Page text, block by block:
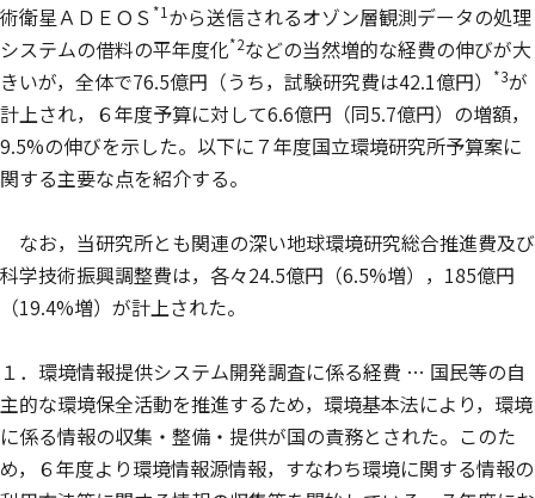
術衛星ＡＤＥＯＳ *1 から送信されるオゾン層観測データの処理
システムの借料の平年度化*2などの当然増的な経費の伸びが大
きいが，全体で76.5億円（うち，試験研究費は42.1億円）
*3が
計上され，６年度予算に対して6.6億円（同5.7億円）の増額，
9.5%の伸びを示した。以下に７年度国立環境研究所予算案に
関する主要な点を紹介する。
なお，当研究所とも関連の深い地球環境研究総合推進費及び
科学技術振興調整費は，各々24.5億円（6.5%増），185億円
（19.4%増）が計上された。
１．環境情報提供システム開発調査に係る経費 … 国民等の自
主的な環境保全活動を推進するため，環境基本法により，環境
に係る情報の収集・整備・提供が国の責務とされた。このた
め，６年度より環境情報源情報，すなわち環境に関する情報の